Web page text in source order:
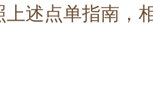
上述点单指南，